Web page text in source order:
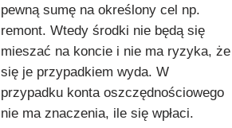
pewną sumę na określony cel np.
remont. Wtedy środki nie będą się
mieszać na koncie i nie ma ryzyka, że
się je przypadkiem wyda. W
przypadku konta oszczędnościowego
nie ma znaczenia, ile się wpłaci.